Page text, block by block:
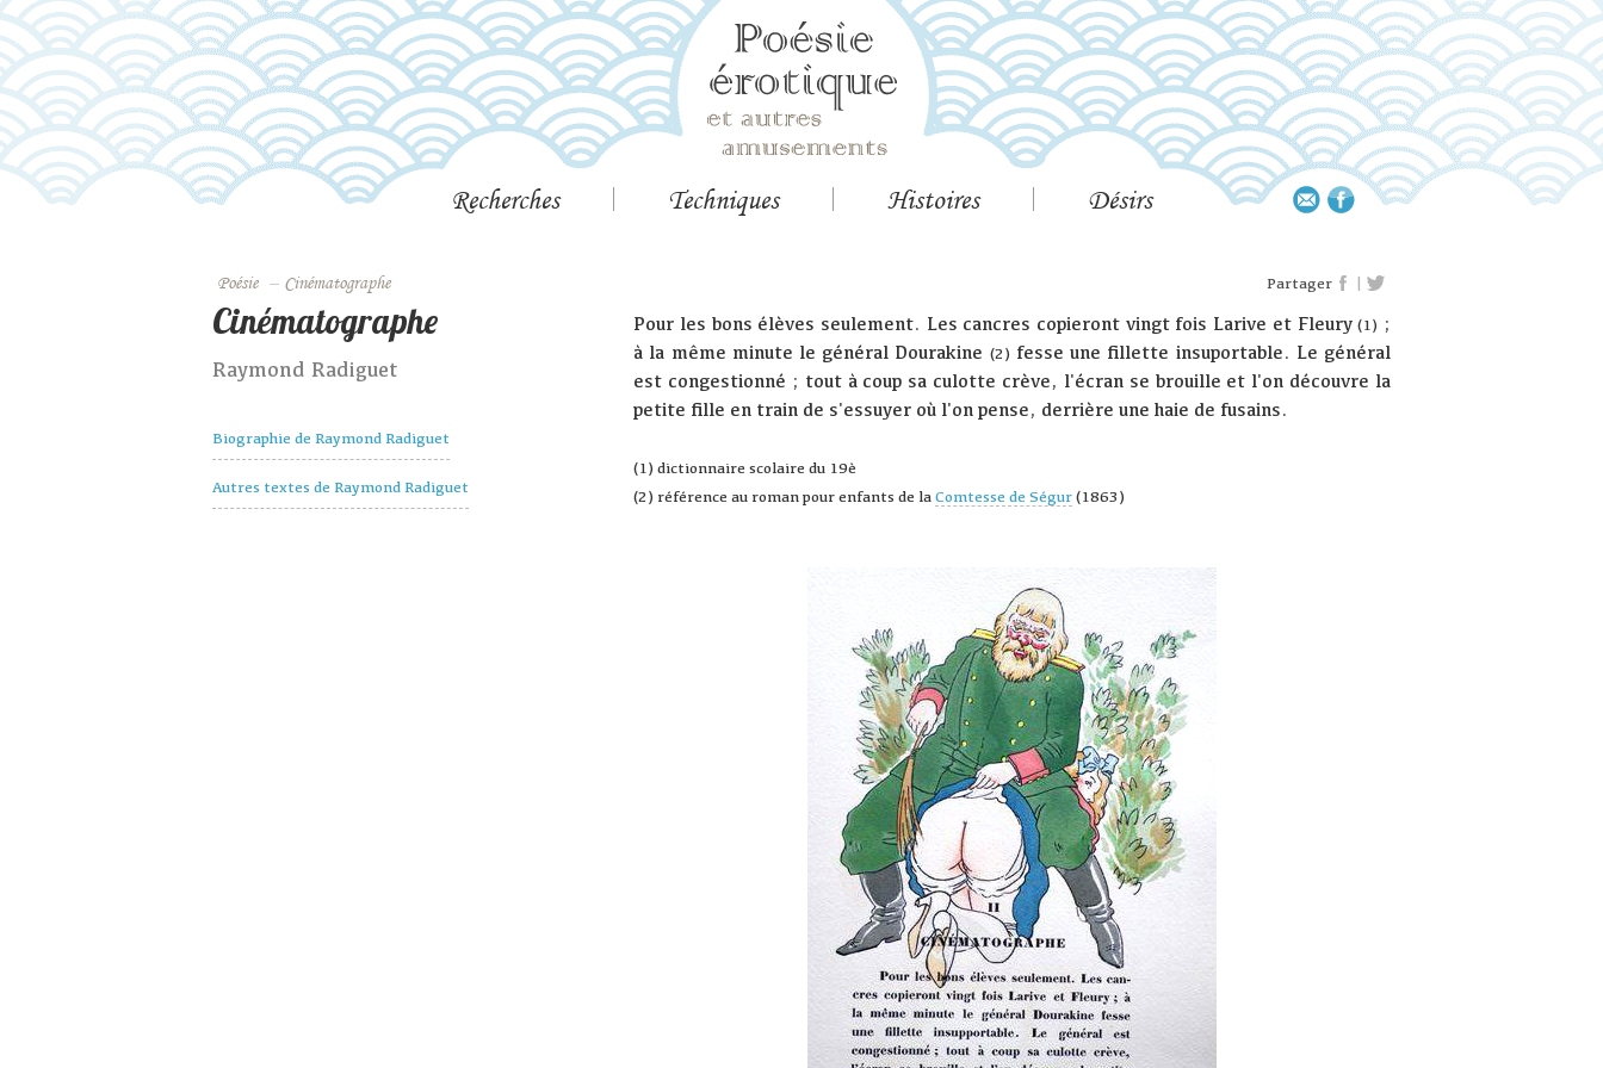
Recherches Techniques Histoires Désirs
Poésie – Cinématographe Partager |
Cinématographe
Raymond Radiguet
Biographie de Raymond Radiguet
Autres textes de Raymond Radiguet
Pour les bons élèves seulement. Les cancres copieront vingt fois Larive et Fleury(1) ;
à la même minute le général Dourakine (2) fesse une fillette insuportable. Le général
est congestionné ; tout à coup sa culotte crève, l'écran se brouille et l'on découvre la
petite fille en train de s'essuyer où l'on pense, derrière une haie de fusains.
(1) dictionnaire scolaire du 19è
(2) référence au roman pour enfants de laComtesse de Ségur (1863)